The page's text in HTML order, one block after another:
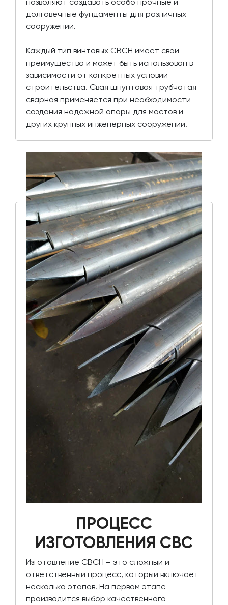
долговечные фундаменты для различных
сооружений.
Каждый тип винтовых СВСН имеет свои
преимущества и может быть использован в
зависимости от конкретных условий
строительства. Свая шпунтовая трубчатая
сварная применяется при необходимости
создания надежной опоры для мостов и
других крупных инженерных сооружений.
ПРОЦЕСС
ИЗГОТОВЛЕНИЯ СВС
Изготовление СВСН – это сложный и
ответственный процесс, который включает
несколько этапов. На первом этапе
производится выбор качественного